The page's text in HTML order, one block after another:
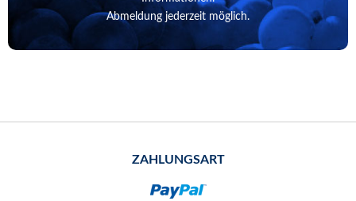
Abmeldung jederzeit möglich.
ZAHLUNGSART